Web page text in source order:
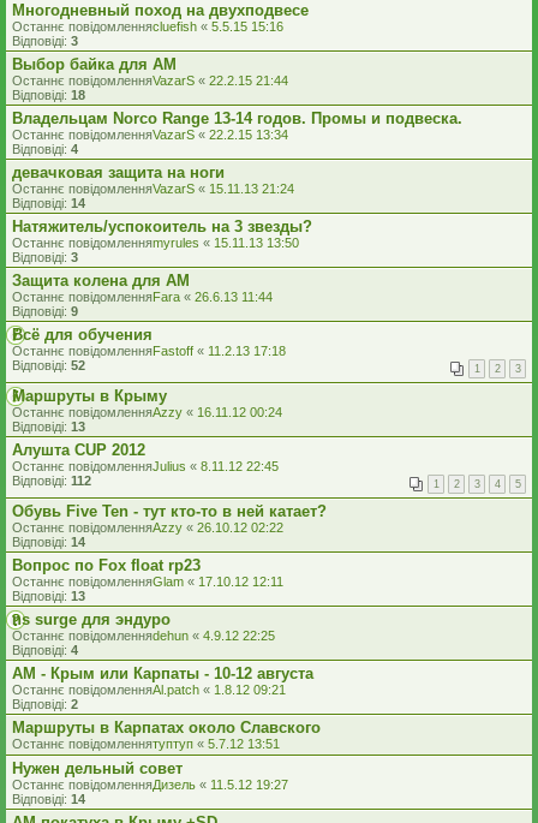
Многодневный поход на двухподвесе
Останнє повідомленняcluefish « 5.5.15 15:16
Відповіді: 3
Выбор байка для АМ
Останнє повідомленняVazarS « 22.2.15 21:44
Відповіді: 18
Владельцам Norco Range 13-14 годов. Промы и подвеска.
Останнє повідомленняVazarS « 22.2.15 13:34
Відповіді: 4
девачковая защита на ноги
Останнє повідомленняVazarS « 15.11.13 21:24
Відповіді: 14
Натяжитель/успокоитель на 3 звезды?
Останнє повідомленняmyrules « 15.11.13 13:50
Відповіді: 3
Защита колена для AM
Останнє повідомленняFara « 26.6.13 11:44
Відповіді: 9
Всё для обучения
Останнє повідомленняFastoff « 11.2.13 17:18
Відповіді: 52 1 2 3
Маршруты в Крыму
Останнє повідомленняAzzy « 16.11.12 00:24
Відповіді: 13
Алушта CUP 2012
Останнє повідомленняJulius « 8.11.12 22:45
Відповіді: 112 1 2 3 4 5
Обувь Five Ten - тут кто-то в ней катает?
Останнє повідомленняAzzy « 26.10.12 02:22
Відповіді: 14
Вопрос по Fox float rp23
Останнє повідомленняGlam « 17.10.12 12:11
Відповіді: 13
ns surge для эндуро
Останнє повідомленняdehun « 4.9.12 22:25
Відповіді: 4
АМ - Крым или Карпаты - 10-12 августа
Останнє повідомленняAl.patch « 1.8.12 09:21
Відповіді: 2
Маршруты в Карпатах около Славского
Останнє повідомленнятуптуп « 5.7.12 13:51
Нужен дельный совет
Останнє повідомленняДизель « 11.5.12 19:27
Відповіді: 14